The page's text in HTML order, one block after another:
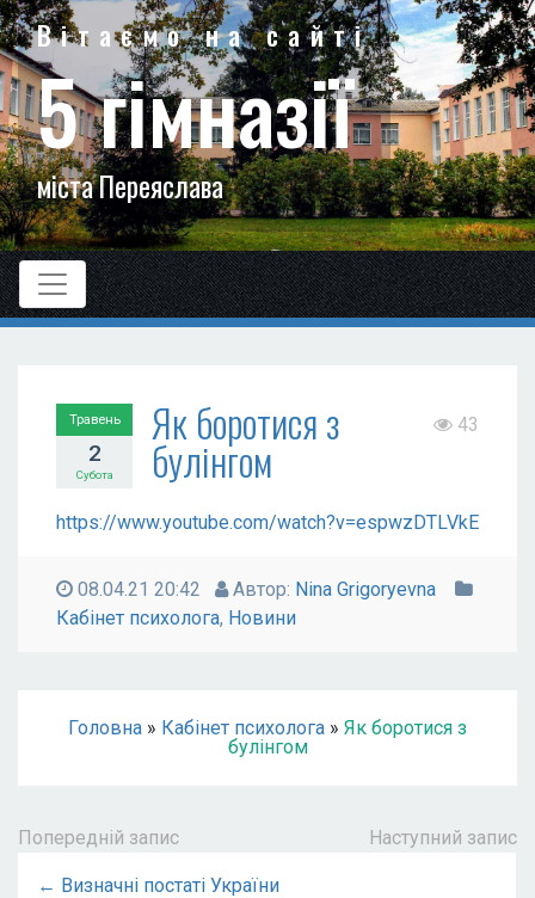
Вітаємо на сайті
5 гімназії
міста Переяслава
Травень
2
Субота
Як боротися з
булінгом
43
https://www.youtube.com/watch?v=espwzDTLVkE
08.04.21 20:42 Автор: Nina Grigoryevna
Кабінет психолога, Новини
Головна » Кабінет психолога » Як боротися з
булінгом
Попередній запис Наступний запис
← Визначні постаті України